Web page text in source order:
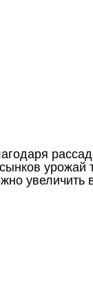
урожай
увеличить